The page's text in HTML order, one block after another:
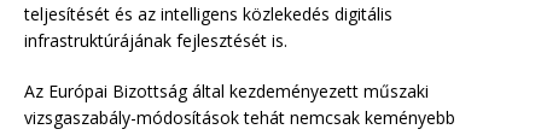
teljesítését és az intelligens közlekedés digitális
infrastruktúrájának fejlesztését is.
Az Európai Bizottság által kezdeményezett műszaki
vizsgaszabály-módosítások tehát nemcsak keményebb